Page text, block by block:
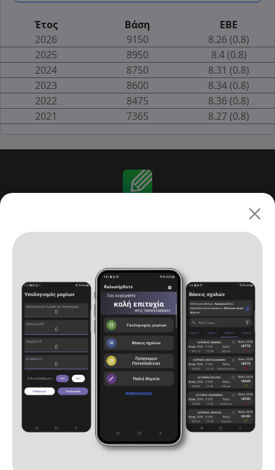
Έτος Βάση
ΕΒΕ
2026
9150
8.26 (0.8)
2025
8950
8.4 (0.8)
2024
8750
8.31 (0.8)
2023
8600
8.34 (0.8)
2022
8475
8.36 (0.8)
2021
7365 8.27 (0.8)
Αρχική
Υπολογισμός μορίων
Βάσεις σχολών
Πρόγραμμα Πανελλαδικών
Παλιά θέματα
Επικοινωνία